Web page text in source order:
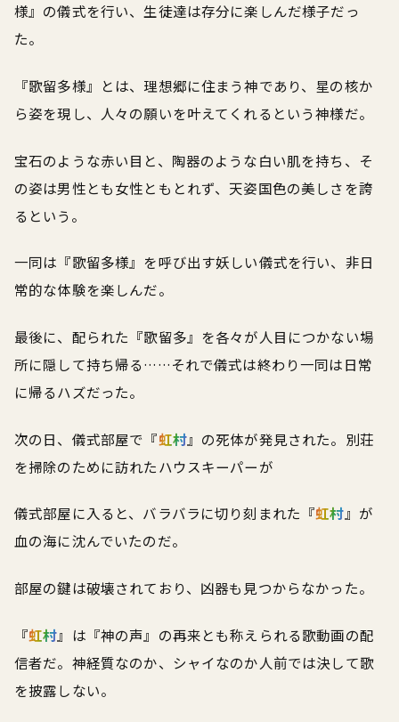
様』の儀式を行い、生徒達は存分に楽しんだ様子だっ
た。
『歌留多様』とは、理想郷に住まう神であり、星の核か
ら姿を現し、人々の願いを叶えてくれるという神様だ。
宝石のような赤い目と、陶器のような白い肌を持ち、そ
の姿は男性とも女性ともとれず、天姿国色の美しさを誇
るという。
一同は『歌留多様』を呼び出す妖しい儀式を行い、非日
常的な体験を楽しんだ。
最後に、配られた『歌留多』を各々が人目につかない場
所に隠して持ち帰る……それで儀式は終わり一同は日常
に帰るハズだった。
次の日、儀式部屋で『虹村』の死体が発見された。別荘
を掃除のために訪れたハウスキーパーが
儀式部屋に入ると、バラバラに切り刻まれた『虹村』が
血の海に沈んでいたのだ。
部屋の鍵は破壊されており、凶器も見つからなかった。
『虹村』は『神の声』の再来とも称えられる歌動画の配
信者だ。神経質なのか、シャイなのか人前では決して歌
を披露しない。